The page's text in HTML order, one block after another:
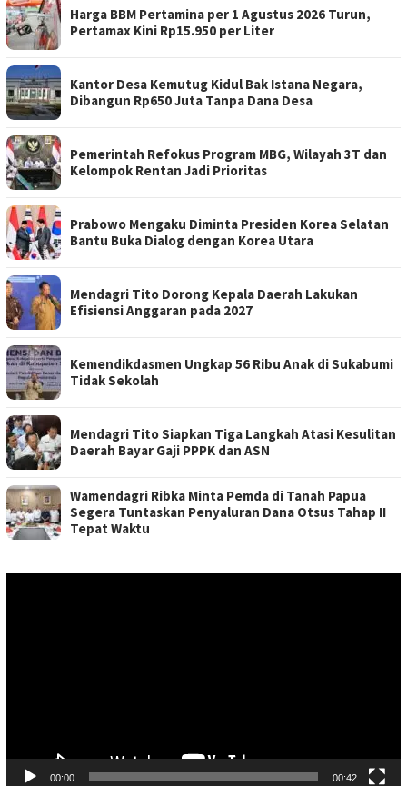
Harga BBM Pertamina per 1 Agustus 2026 Turun,
Pertamax Kini Rp15.950 per Liter
Kantor Desa Kemutug Kidul Bak Istana Negara,
Dibangun Rp650 Juta Tanpa Dana Desa
Pemerintah Refokus Program MBG, Wilayah 3T dan
Kelompok Rentan Jadi Prioritas
Prabowo Mengaku Diminta Presiden Korea Selatan
Bantu Buka Dialog dengan Korea Utara
Mendagri Tito Dorong Kepala Daerah Lakukan
Efisiensi Anggaran pada 2027
Kemendikdasmen Ungkap 56 Ribu Anak di Sukabumi
Tidak Sekolah
Mendagri Tito Siapkan Tiga Langkah Atasi Kesulitan
Daerah Bayar Gaji PPPK dan ASN
Wamendagri Ribka Minta Pemda di Tanah Papua
Segera Tuntaskan Penyaluran Dana Otsus Tahap II
Tepat Waktu
00:00 00:42